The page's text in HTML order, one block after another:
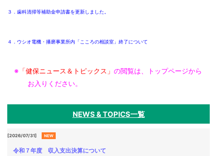
Procedure
書一
Form
ある
３．歯科清掃等補助金申請書を更新しました。
４．ウシオ電機・播磨事業所内「こころの相談室」終了について
※ 「健保ニュース＆トピックス」 の閲覧は、トップページから
お入りください。
NEWS & TOPICS一覧
[2026/07/31] NEW
令和７年度 収入支出決算について